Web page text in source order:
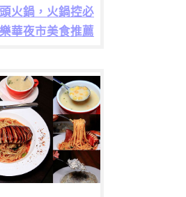
火鍋，火鍋控必
華夜市美食推薦